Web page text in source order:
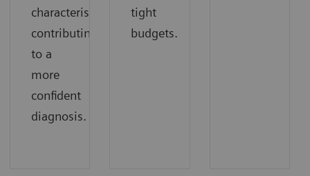
characteristics
contributing
to a
more
confident
diagnosis.
tight
budgets.